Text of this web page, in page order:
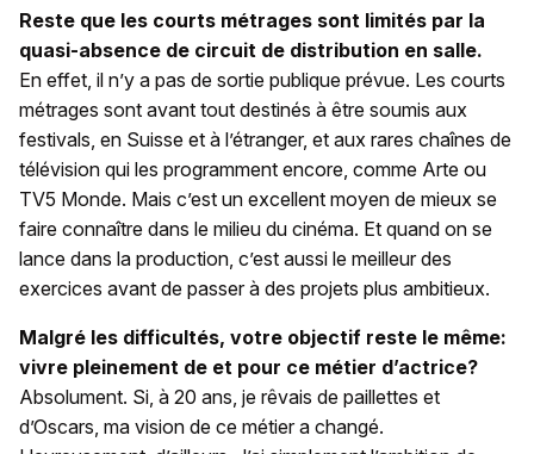
Reste que les courts métrages sont limités par la
quasi-absence de circuit de distribution en salle.
En effet, il n’y a pas de sortie publique prévue. Les courts
métrages sont avant tout destinés à être soumis aux
festivals, en Suisse et à l’étranger, et aux rares chaînes de
télévision qui les programment encore, comme Arte ou
TV5 Monde. Mais c’est un excellent moyen de mieux se
faire connaître dans le milieu du cinéma. Et quand on se
lance dans la production, c’est aussi le meilleur des
exercices avant de passer à des projets plus ambitieux.
Malgré les difficultés, votre objectif reste le même:
vivre pleinement de et pour ce métier d’actrice?
Absolument. Si, à 20 ans, je rêvais de paillettes et
d’Oscars, ma vision de ce métier a changé.